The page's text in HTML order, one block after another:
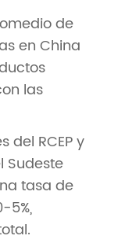
de
en China
las
del RCEP y
Sudeste
tasa de
5%,